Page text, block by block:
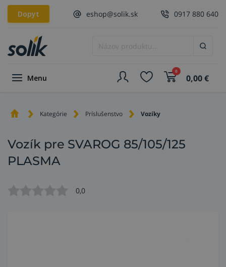
Dopyt eshop@solik.sk 0917 880 640
Menu
0
0,00€
Kategórie Príslušenstvo Vozíky
Vozík pre SVAROG 85/105/125
PLASMA
0,0